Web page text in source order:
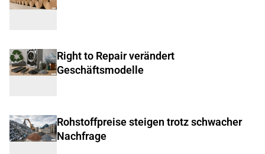
Right to Repair verändert
Geschäftsmodelle
Rohstoffpreise steigen trotz schwacher
Nachfrage